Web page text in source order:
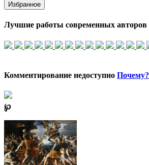
Избранное
Лучшие работы современных авторов
Комментирование недоступно Почему?
℘